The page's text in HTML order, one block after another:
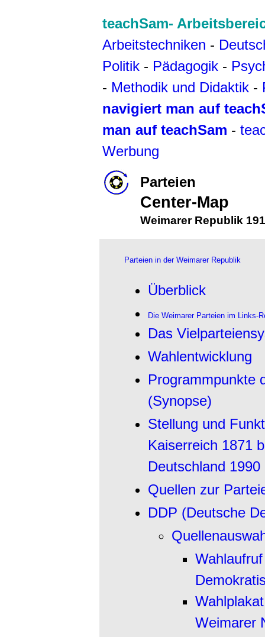
teachSam-
Arbeitstechniken -
Politik - Pädagogik -
- Methodik und Didaktik -
navigiert man auf
man auf teachSam -
Werbung
Parteien
Center-Map
Weimarer Republik
Parteien in der Weimarer Republik
Überblick
Die Weimarer Parteien im Links-
Das
Wahlentwicklung
Programmpunkte
(Synopse)
Stellung und
Kaiserreich 1871
Deutschland
Quellen zur
DDP (Deutsche
Weimarer